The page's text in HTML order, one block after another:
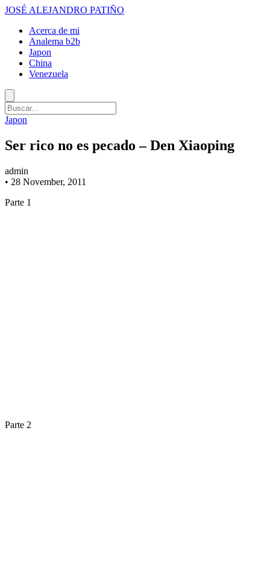
JOSÉ ALEJANDRO PATIÑO
Acerca de mi
Analema b2b
Japon
China
Venezuela
Japon
Ser rico no es pecado – Den Xiaoping
admin
• 28 November, 2011
Parte 1
Parte 2